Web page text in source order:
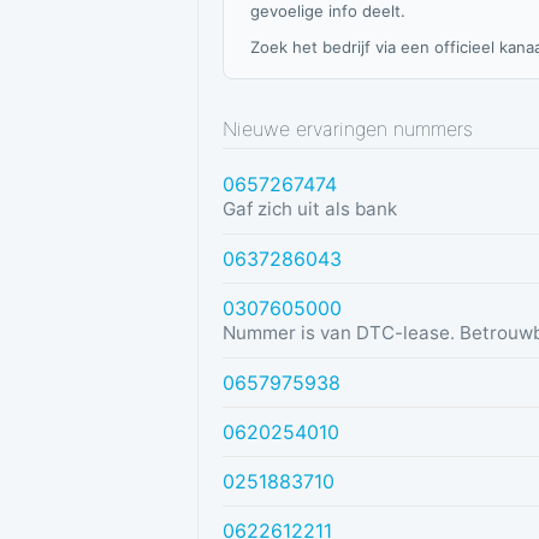
gevoelige info deelt.
Zoek het bedrijf via een officieel
Nieuwe ervaringen nummers
0657267474
Gaf zich uit als bank
0637286043
0307605000
Nummer is van DTC-lease.
0657975938
0620254010
0251883710
0622612211